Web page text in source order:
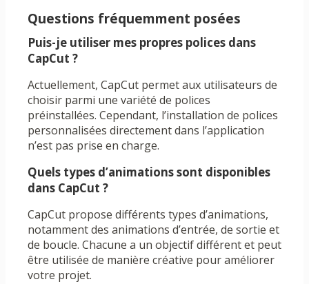
Questions fréquemment posées
Puis-je utiliser mes propres polices dans
CapCut ?
Actuellement, CapCut permet aux utilisateurs de
choisir parmi une variété de polices
préinstallées. Cependant, l’installation de polices
personnalisées directement dans l’application
n’est pas prise en charge.
Quels types d’animations sont disponibles
dans CapCut ?
CapCut propose différents types d’animations,
notamment des animations d’entrée, de sortie et
de boucle. Chacune a un objectif différent et peut
être utilisée de manière créative pour améliorer
votre projet.